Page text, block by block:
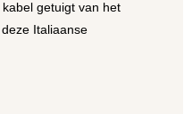
getuigt van het
Italiaanse